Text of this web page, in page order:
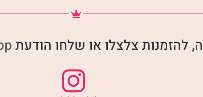
להזמנות צלצלו או שלחו הודעת